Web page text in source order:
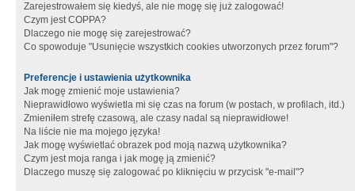
Zarejestrowałem się kiedyś, ale nie mogę się już zalogować!
Czym jest COPPA?
Dlaczego nie mogę się zarejestrować?
Co spowoduje "Usunięcie wszystkich cookies utworzonych przez forum"?
Preferencje i ustawienia użytkownika
Jak mogę zmienić moje ustawienia?
Nieprawidłowo wyświetla mi się czas na forum (w postach, w profilach, itd.)
Zmieniłem strefę czasową, ale czasy nadal są nieprawidłowe!
Na liście nie ma mojego języka!
Jak mogę wyświetlać obrazek pod moją nazwą użytkownika?
Czym jest moja ranga i jak mogę ją zmienić?
Dlaczego muszę się zalogować po kliknięciu w przycisk "e-mail"?